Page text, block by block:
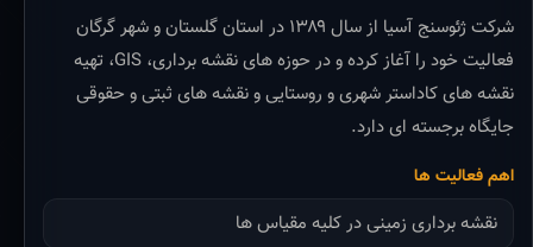
شرکت ژئوسنج آسیا از سال ۱۳۸۹ در استان گلستان و شهر گرگان
فعالیت خود را آغاز کرده و در حوزه های نقشه برداری، GIS، تهیه
نقشه های کاداستر شهری و روستایی و نقشه های ثبتی و حقوقی
جایگاه برجسته ای دارد.
اهم فعالیت ها
نقشه برداری زمینی در کلیه مقیاس ها